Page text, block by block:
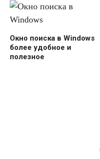
Окно поиска в Windows
более удобное и
полезное